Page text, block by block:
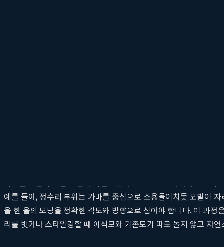
모발이식에서 밀도는 가장 기본적이면서도 중요한 요소입니다.
생착률이 떨어질 수 있습니다. 반대로 밀도가 너무 낮으면 수술
로 최적의 밀도를 계획하는 것이 중요합니다. 특히 헤어라인과 정
'최적 밀도 공식'을 적용하여 높은 생착률과 자연스러운 볼륨감을
예를 들어, 정수리 부위는 가마를 중심으로 소용돌이치듯 모발이
올 한 올의 모낭을 정확한 각도와 방향으로 심어야 합니다. 이 과
리를 빗거나 스타일링할 때 이식모와 기존모가 따로 놀지 않고 자